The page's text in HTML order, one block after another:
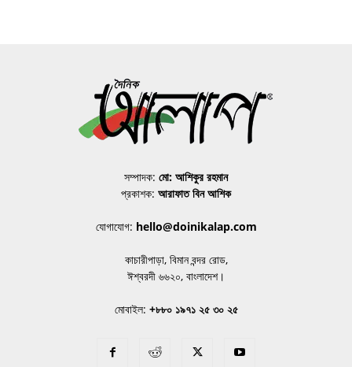
সম্পাদক: মো: আশিকুর রহমান
প্রকাশক: আরাফাত বিন আশিক
যোগাযোগ: hello@doinikalap.com
কাচারীপাড়া, বিমান বন্দর রোড,
ঈশ্বরদী ৬৬২০, বাংলাদেশ।
মোবাইল: +৮৮০ ১৯৭১ ২৫ ৩০ ২৫